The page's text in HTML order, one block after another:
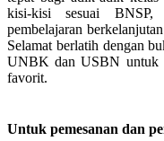
kisi-kisi sesuai
pembelajaran
Selamat berlatih dengan
UNBK dan USBN untuk
favorit.
Untuk pemesanan dan